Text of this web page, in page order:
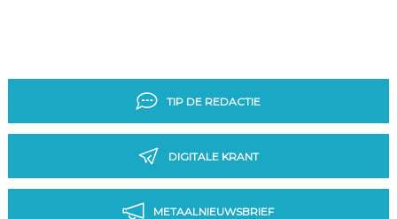
TIP DE REDACTIE
DIGITALE KRANT
METAALNIEUWSBRIEF